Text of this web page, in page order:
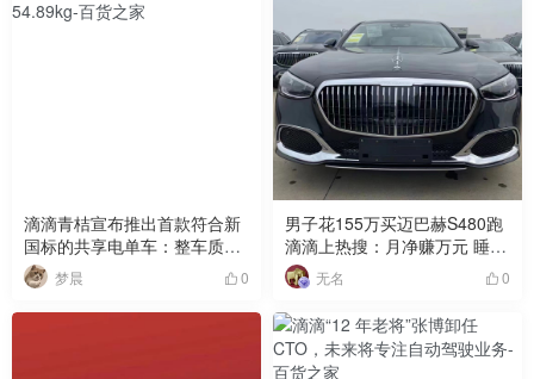
滴滴青桔宣布推出首款符合新
国标的共享电单车：整车质量
54.89kg
梦晨 0
男子花155万买迈巴赫S480跑
滴滴上热搜：月净赚万元 睡到
自然醒无名 0